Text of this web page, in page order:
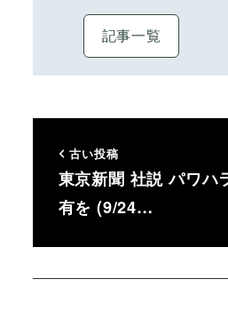
記事一覧
古い投稿
東京新聞 社説 パワ
有を (9/24…